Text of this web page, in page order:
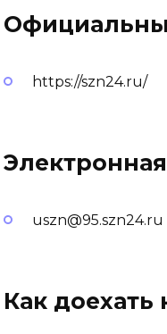
https://szn24.ru/
uszn@95.szn24.ru
Как